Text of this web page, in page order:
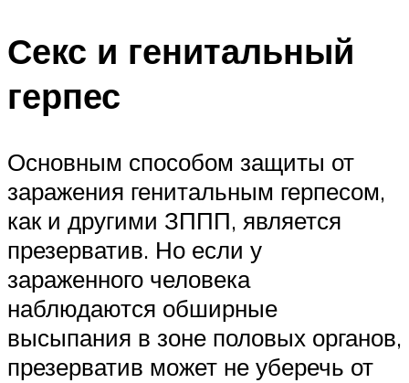
Секс и генитальный
герпес
Основным способом защиты от
заражения генитальным герпесом,
как и другими ЗППП, является
презерватив. Но если у
зараженного человека
наблюдаются обширные
высыпания в зоне половых органов,
презерватив может не уберечь от